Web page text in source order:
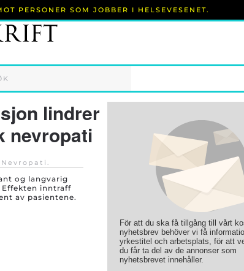
PERSONER SOM JOBBER I HELSEVESENET.
lindrer
nevropati
Nevropati .
og langvarig
inntraff
av pasientene.
För att du ska få tillgång till vårt
nyhetsbrev behöver vi få
yrkestitel och arbetsplats, för att
du får ta del av de annonser som
nyhetsbrevet innehåller.